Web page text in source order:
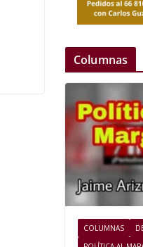
Columnas
COLUMNAS